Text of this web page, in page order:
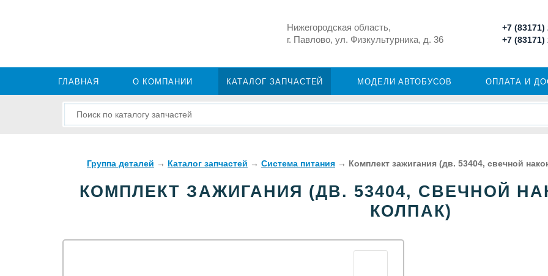
Группа деталей → Каталог запчастей → Система питания → Комплект зажигания (дв. 53404, свечной
КОМПЛЕКТ ЗАЖИГАНИЯ (ДВ. 53404, СВЕЧНОЙ
КОЛПАК)
Нижегородская область,
г. Павлово, ул. Физкультурника, д. 36
+7 (83171)
+7 (83171)
ГЛАВНАЯ О КОМПАНИИ КАТАЛОГ ЗАПЧАСТЕЙ МОДЕЛИ АВТОБУСОВ ОПЛАТА И